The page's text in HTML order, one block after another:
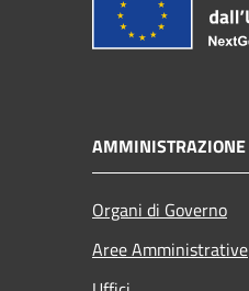
AMMINISTRAZIONE
Organi di Governo
Aree Amministrative